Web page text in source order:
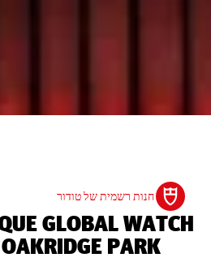
חנות רשמית של טודור
GLOBAL WATCH
PARK‬